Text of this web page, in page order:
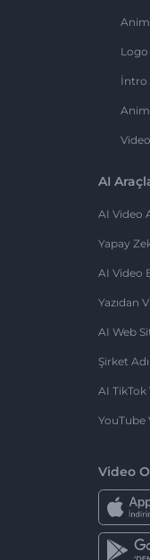
İntro
AI
AI Video
Yapay
AI Video
Yazıdan
AI Web
Şirket
AI TikTok
YouTube
Video